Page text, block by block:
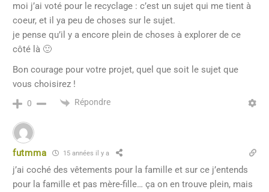
moi j’ai voté pour le recyclage : c’est un sujet qui me tient à
coeur, et il ya peu de choses sur le sujet.
je pense qu’il y a encore plein de choses à explorer de ce
côté là 🙂
Bon courage pour votre projet, quel que soit le sujet que
vous choisirez !
0 Répondre
futmma 15 années il y a
j’ai coché des vêtements pour la famille et sur ce j’entends
pour la famille et pas mère-fille… ça on en trouve plein, mais